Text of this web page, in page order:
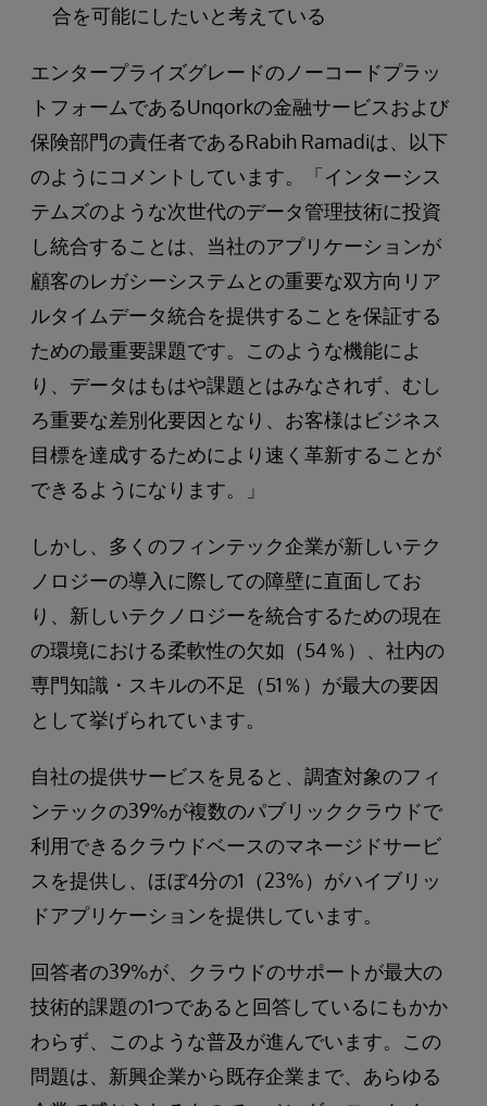
合を可能にしたいと考えている
エンタープライズグレードのノーコードプラッ
トフォームであるUnqorkの金融サービスおよび
保険部門の責任者であるRabih Ramadiは、以下
のようにコメントしています。「インターシス
テムズのような次世代のデータ管理技術に投資
し統合することは、当社のアプリケーションが
顧客のレガシーシステムとの重要な双方向リア
ルタイムデータ統合を提供することを保証する
ための最重要課題です。このような機能によ
り、データはもはや課題とはみなされず、むし
ろ重要な差別化要因となり、お客様はビジネス
目標を達成するためにより速く革新することが
できるようになります。」
しかし、多くのフィンテック企業が新しいテク
ノロジーの導入に際しての障壁に直面してお
り、新しいテクノロジーを統合するための現在
の環境における柔軟性の欠如（54％）、社内の
専門知識・スキルの不足（51％）が最大の要因
として挙げられています。
自社の提供サービスを見ると、調査対象のフィ
ンテックの39%が複数のパブリッククラウドで
利用できるクラウドベースのマネージドサービ
スを提供し、ほぼ4分の1（23%）がハイブリッ
ドアプリケーションを提供しています。
回答者の39%が、クラウドのサポートが最大の
技術的課題の1つであると回答しているにもかか
わらず、このような普及が進んでいます。この
問題は、新興企業から既存企業まで、あらゆる